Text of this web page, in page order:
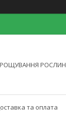
РОСЛИН
та оплата